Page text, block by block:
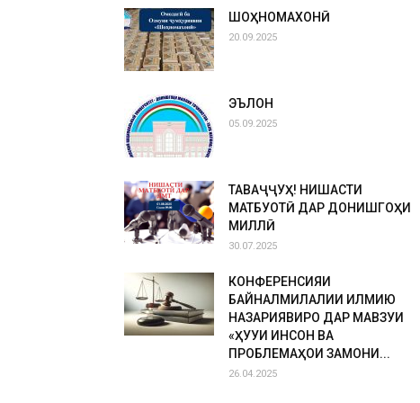
ШОҲНОМАХОНӢ
20.09.2025
ЭЪЛОН
05.09.2025
ТАВАҶҶУҲ! НИШАСТИ
МАТБУОТӢ ДАР ДОНИШГОҲИ
МИЛЛӢ
30.07.2025
КОНФЕРЕНСИЯИ
БАЙНАЛМИЛАЛИИ ИЛМИЮ
НАЗАРИЯВИРО ДАР МАВЗУИ
«ҲУҚУҚИ ИНСОН ВА
ПРОБЛЕМАҲОИ ЗАМОНИ...
26.04.2025